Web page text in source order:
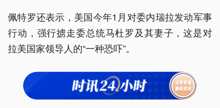
佩特罗还表示，美国今年1月对委内瑞拉发动军事
行动，强行掳走委总统马杜罗及其妻子，这是对
拉美国家领导人的“一种恐吓”。